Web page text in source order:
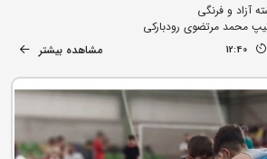
محمد مرتضوی رودبارکی
12:40 مشاهده بیشتر